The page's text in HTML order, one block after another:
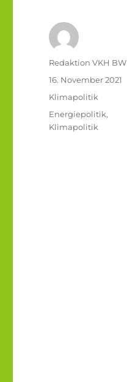
Autor
Redaktion VKH BW
Veröffentlicht
am
16. November 2021
Kategorien
Klimapolitik
Schlagwörter
Energiepolitik,
Klimapolitik